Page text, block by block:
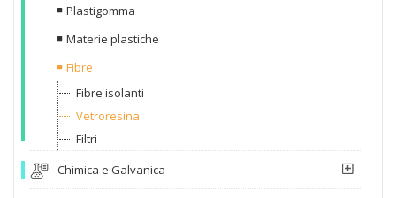
Plastigomma
Materie plastiche
Fibre
Fibre isolanti
Vetroresina
Filtri
Chimica e Galvanica